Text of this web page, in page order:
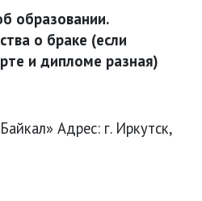
образовании.
о браке (если
и дипломе разная)
Адрес: г. Иркутск,